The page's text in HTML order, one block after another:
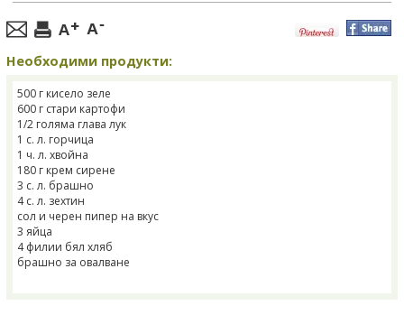
Необходими продукти:
500 г кисело зеле
600 г стари картофи
1/2 голяма глава лук
1 с. л. горчица
1 ч. л. хвойна
180 г крем сирене
3 с. л. брашно
4 с. л. зехтин
сол и черен пипер на вкус
3 яйца
4 филии бял хляб
брашно за овалване